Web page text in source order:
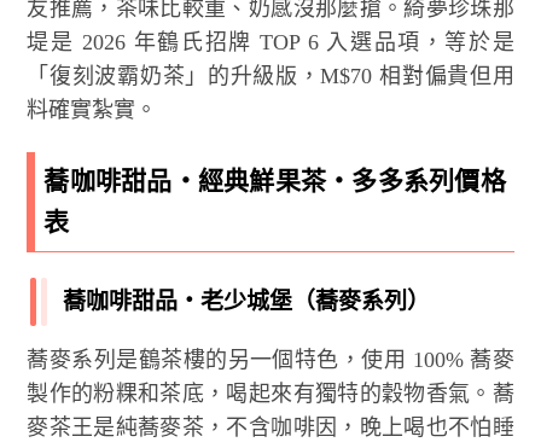
友推薦，茶味比較重、奶感沒那麼搶。綺夢珍珠那
堤是 2026 年鶴氏招牌 TOP 6 入選品項，等於是
「復刻波霸奶茶」的升級版，M$70 相對偏貴但用
料確實紮實。
蕎咖啡甜品・經典鮮果茶・多多系列價格
表
蕎咖啡甜品・老少城堡（蕎麥系列）
蕎麥系列是鶴茶樓的另一個特色，使用 100% 蕎麥
製作的粉粿和茶底，喝起來有獨特的穀物香氣。蕎
麥茶王是純蕎麥茶，不含咖啡因，晚上喝也不怕睡